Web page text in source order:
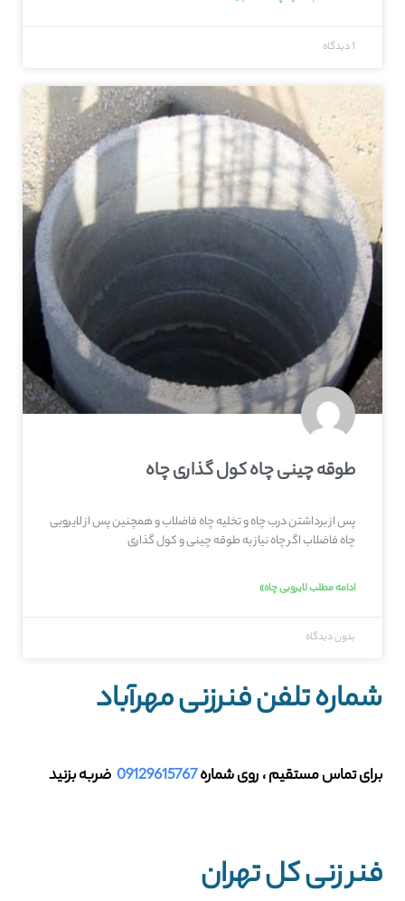
1 دیدگاه
طوقه چینی چاه کول گذاری چاه
پس از برداشتن درب چاه و تخلیه چاه فاضلاب و همچنین پس از لایروبی
چاه فاضلاب اگر چاه نیاز به طوقه چینی و کول گذاری
ادامه مطلب لایروبی چاه»
بدون دیدگاه
شماره تلفن فنرزنی مهرآباد
برای تماس مستقیم ، روی شماره09129615767 ضربه بزنید
فنر زنی کل تهران